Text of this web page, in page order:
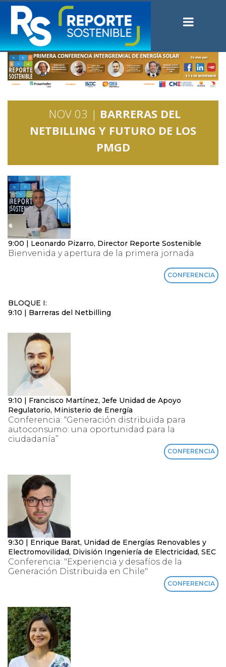
NOV 03 | BARRERAS DEL
NETBILLING Y FUTURO DE LOS
PMGD
9:00 | Leonardo Pizarro, Director Reporte Sostenible
Bienvenida y apertura de la primera jornada
CONFERENCIA
BLOQUE I:
9:10 | Barreras del Netbilling
9:10 | Francisco Martínez, Jefe Unidad de Apoyo
Regulatorio, Ministerio de Energía
Conferencia: “Generación distribuida para
autoconsumo: una oportunidad para la
ciudadanía”
CONFERENCIA
9:30 | Enrique Barat, Unidad de Energías Renovables y
Electromovilidad, División Ingeniería de Electricidad, SEC
Conferencia: "Experiencia y desafíos de la
Generación Distribuida en Chile"
CONFERENCIA